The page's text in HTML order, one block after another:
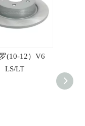
(10-12）V6
LS/LT